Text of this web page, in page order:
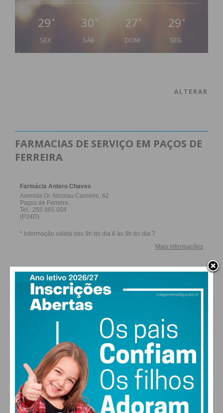
29 °
SEX
30 °
SÁB
27 °
DOM
29 °
SEG
ALTERAR
FARMACIAS DE SERVIÇO EM PAÇOS DE
FERREIRA
27,0k
Followers Subscribers
0
Followers
577
Readers